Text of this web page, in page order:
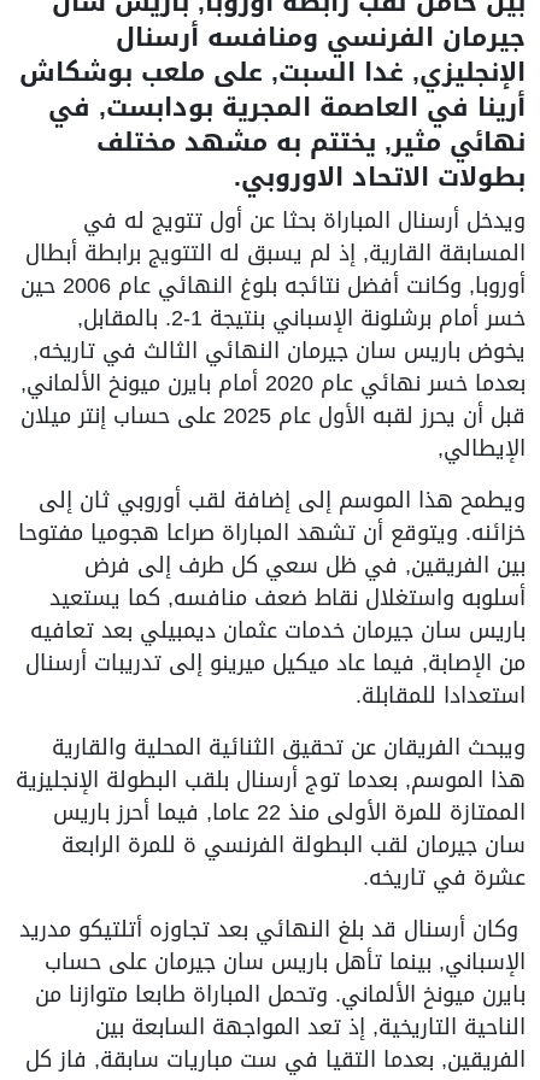
جيرمان الفرنسي ومنافسه أرسنال
الإنجليزي, غدا السبت, على ملعب بوشكاش
أرينا في العاصمة المجرية بودابست, في
نهائي مثير, يختتم به مشهد مختلف
بطولات الاتحاد الاوروبي.
ويدخل أرسنال المباراة بحثا عن أول تتويج له في
المسابقة القارية, إذ لم يسبق له التتويج برابطة أبطال
أوروبا, وكانت أفضل نتائجه بلوغ النهائي عام 2006 حين
خسر أمام برشلونة الإسباني بنتيجة 1-2. بالمقابل,
يخوض باريس سان جيرمان النهائي الثالث في تاريخه,
بعدما خسر نهائي عام 2020 أمام بايرن ميونخ الألماني,
قبل أن يحرز لقبه الأول عام 2025 على حساب إنتر ميلان
الإيطالي,
ويطمح هذا الموسم إلى إضافة لقب أوروبي ثان إلى
خزائنه. ويتوقع أن تشهد المباراة صراعا هجوميا مفتوحا
بين الفريقين, في ظل سعي كل طرف إلى فرض
أسلوبه واستغلال نقاط ضعف منافسه, كما يستعيد
باريس سان جيرمان خدمات عثمان ديمبيلي بعد تعافيه
من الإصابة, فيما عاد ميكيل ميرينو إلى تدريبات أرسنال
استعدادا للمقابلة.
ويبحث الفريقان عن تحقيق الثنائية المحلية والقارية
هذا الموسم, بعدما توج أرسنال بلقب البطولة الإنجليزية
الممتازة للمرة الأولى منذ 22 عاما, فيما أحرز باريس
سان جيرمان لقب البطولة الفرنسي ة للمرة الرابعة
عشرة في تاريخه.
وكان أرسنال قد بلغ النهائي بعد تجاوزه أتلتيكو مدريد
الإسباني, بينما تأهل باريس سان جيرمان على حساب
بايرن ميونخ الألماني. وتحمل المباراة طابعا متوازنا من
الناحية التاريخية, إذ تعد المواجهة السابعة بين
الفريقين, بعدما التقيا في ست مباريات سابقة, فاز كل